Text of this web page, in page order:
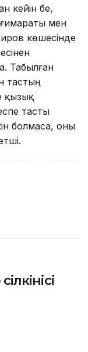
кейін бе,
ғимараты мен
көшесінде
Табылған
тастың
қызық
тасты
болмаса, оны